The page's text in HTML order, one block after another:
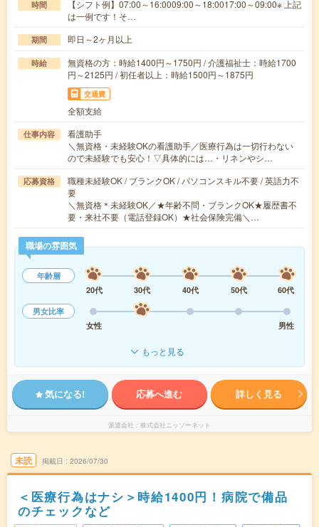
時間
【シフト例】07:00～16:0009:00～18:0017:00～09:00※ 上記
は一例です！そ…
期間 即日～2ヶ月以上
時給
無資格の方：時給1400円～1750円 / 介護福祉士：時給1700
円～2125円 / 初任者以上：時給1500円～1875円
交通費
全額支給
仕事内容
看護助手
＼無資格・未経験OKの看護助手／医療行為は一切行わない
ので未経験でも安心！▽具体的には…・リネンやシ…
応募資格
職種未経験OK / ブランクOK / パソコンスキル不要 / 英語力不
要
＼無資格＊未経験OK／★年齢不問・ブランクOK★履歴書不
要・来社不要（電話登録OK）★社会保険完備＼…
職場の雰囲気
年齢層
20代
30代 40代 50代
60代
男女比率
女性
男性
もっと見る
気になる! 応募へ進む 詳しく見る
派遣会社 株式会社ニッソーネット
未読 掲載日 2026/07/30
＜医療行為はナシ＞時給1400円！病院で備品
のチェックなど